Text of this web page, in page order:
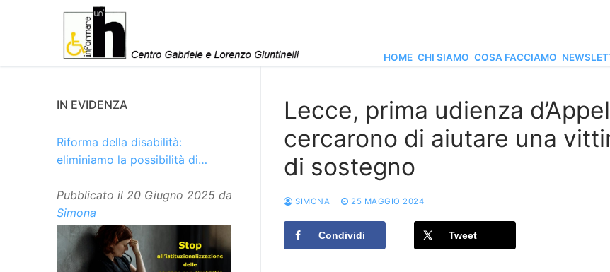
HOME CHI SIAMO COSA FACCIAMO
Lecce, prima udienza
cercarono di aiutare una
di sostegno
SIMONA 25 MAGGIO 2024
Condividi Tweet
IN EVIDENZA
Riforma della disabilità:
eliminiamo la possibilità di
Pubblicato il 20 Giugno 2025 da
Simona